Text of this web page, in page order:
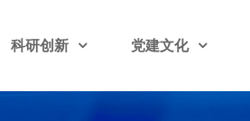
科研创新 党建文化